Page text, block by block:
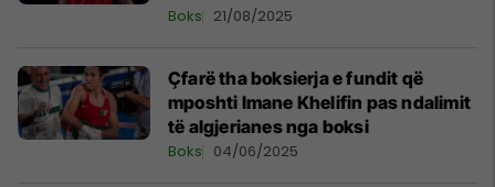
Boks 21/08/2025
Çfarë tha boksierja e fundit që
mposhti Imane Khelifin pas ndalimit
të algjerianes nga boksi
Boks 04/06/2025